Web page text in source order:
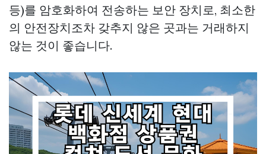
등)를 암호화하여 전송하는 보안 장치로, 최소한
의 안전장치조차 갖추지 않은 곳과는 거래하지
않는 것이 좋습니다.